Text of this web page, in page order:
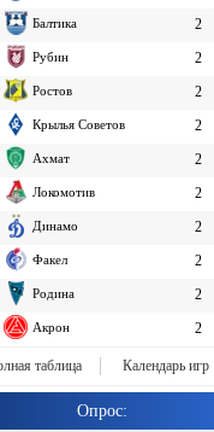
Балтика 2
Рубин 2
Ростов 2
Крылья Советов 2
Ахмат 2
Локомотив 2
Динамо 2
Факел 2
Родина 2
Акрон 2
таблица Календарь игр
Опрос: